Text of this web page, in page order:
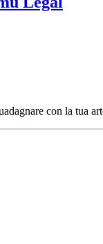
con la tua